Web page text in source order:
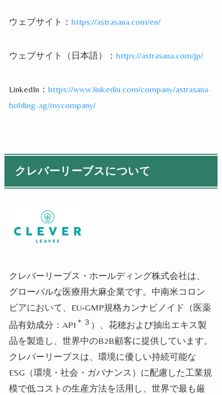
ウェブサイト： https://astrasana.com/en/
ウェブサイト（日本語）： https://astrasana.com/jp/
LinkedIn ： https://www.linkedin.com/company/astrasana-
holding-ag/mycompany/
クレバーリーブスについて
クレバーリーブス・ホールディング株式会社は、
グローバルな医療用大麻企業です。中南米コロン
ビアにおいて、 EU‐GMP規格カンナビノイド（医薬
品有効成分： API ＊３ ）、花穂および抽出エキス製
品を製造し、世界中のB2B顧客に提供しています。
クレバーリーブスは、環境に優しい持続可能な
ESG （環境・社会・ガバナンス）に配慮した工業規
模で低コストの生産方法を活用し、世界で最も厳